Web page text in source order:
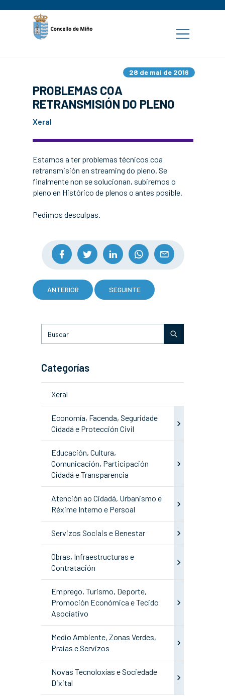
28 de mai de 2016
PROBLEMAS COA
RETRANSMISIÓN DO PLENO
Xeral
Estamos a ter problemas técnicos coa
retransmisión en streaming do pleno. Se
finalmente non se solucionan, subiremos o
pleno en Histórico de plenos o antes posible.
Pedimos desculpas.
ANTERIOR SEGUINTE
Categorías
Xeral
Economía, Facenda, Seguridade
Cidadá e Protección Civil
Educación, Cultura,
Comunicación, Participación
Cidadá e Transparencia
Atención ao Cidadá, Urbanismo e
Réxime Interno e Persoal
Servizos Sociais e Benestar
Obras, Infraestructuras e
Contratación
Emprego, Turismo, Deporte,
Promoción Económica e Tecido
Asociativo
Medio Ambiente, Zonas Verdes,
Praias e Servizos
Novas Tecnoloxías e Sociedade
Dixital